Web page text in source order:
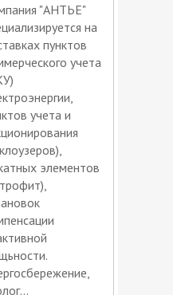
"АНТЬЕ"
на
пунктов
учета
учета и
элементов